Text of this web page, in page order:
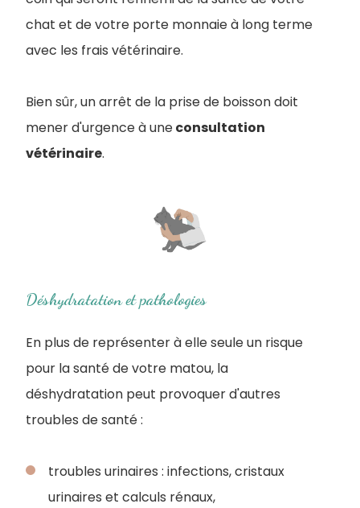
chat et de votre porte monnaie à long terme
avec les frais vétérinaire.
Bien sûr, un arrêt de la prise de boisson doit
mener d'urgence à uneconsultation
vétérinaire.
Déshydratation et pathologies
En plus de représenter à elle seule un risque
pour la santé de votre matou, la
déshydratation peut provoquer d'autres
troubles de santé :
troubles urinaires : infections, cristaux
urinaires et calculs rénaux,